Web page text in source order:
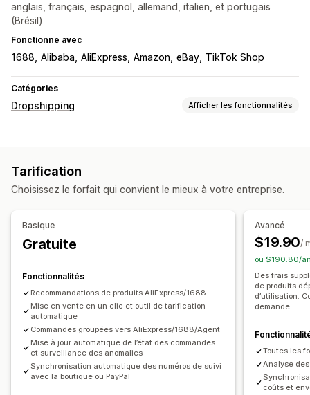
anglais, français, espagnol, allemand, italien, et portugais
(Brésil)
Fonctionne avec
1688 Alibaba AliExpress Amazon eBay TikTok Shop
Catégories
Dropshipping Afficher les fonctionnalités
Maison et jardin
Alimentation et boissons Électronique
Jouets et jeux
Articles de sport
Produits pour animaux
Entreprises et bureaux
Emplacements d’approvisionnement
Afrique du Sud Allemagne Arabie saoudite
Argentine
Australie Belgique Brésil Canada Chili Chine
Corée du Sud Espagne France Irlande Italie
Pays-Bas
Portugal Royaume-Uni Suisse
Thaïlande
Turquie Uruguay États-Unis
Tarification
Choisissez le forfait qui convient le mieux à votre entreprise.
Basique
Gratuite
Fonctionnalités
Recommandations de produits AliExpress/1688
Mise en vente en un clic et outil de tarification
automatique
Commandes groupées vers AliExpress/1688/Agent
Mise à jour automatique de l’état des commandes
et surveillance des anomalies
Synchronisation automatique des numéros de suivi
avec la boutique ou PayPal
Avancé
$19.90/
ou $190.80/
Des frais
de produits
d’utilisation.
demande.
Toutes les
Analyse
coûts et